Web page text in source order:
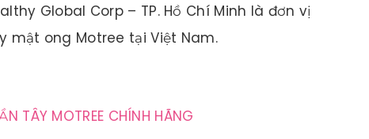
Global Corp – TP. Hồ Chí Minh là đơn vị
mật ong Motree tại Việt Nam.
TÂY MOTREE CHÍNH HÃNG